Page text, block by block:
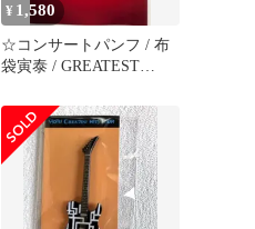
¥ 1,580
☆コンサートパンフ / 布
袋寅泰 / GREATEST